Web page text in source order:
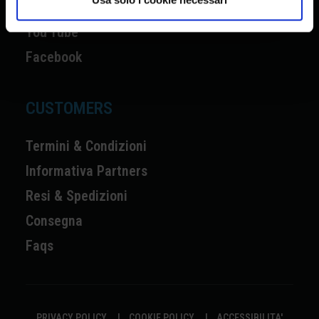
You Tube
Facebook
CUSTOMERS
Termini & Condizioni
Informativa Partners
Resi & Spedizioni
Consegna
Faqs